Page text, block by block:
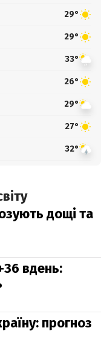
29°
29°
33°
26°
29°
27°
32°
дощі та
вдень:
прогноз